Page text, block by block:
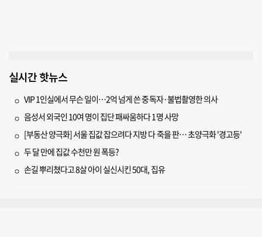
실시간 핫뉴스
VIP 1인실에서 무슨 일이…2억 넘게 쓴 중독자·불법촬영한 의사
음성서 외국인 10여 명이 집단 패싸움하다 1명 사망
[부동산 양극화] 서울 집값 잡으려다 지방 다 죽을 판… 초양극화 '경고등'
두 달 만에 집값 수천만 원 폭등?
손길 뿌리쳤다고 8살 아이 실신시킨 50대, 집유